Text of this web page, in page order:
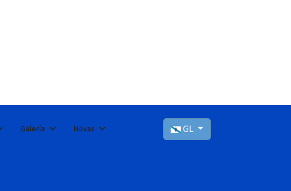
Galería Novas Seleccioni el seu idioma
GL